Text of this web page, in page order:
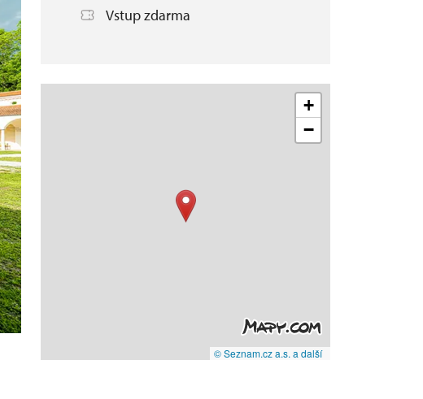
Vstup zdarma
+
−
© Seznam.cz a.s. a další